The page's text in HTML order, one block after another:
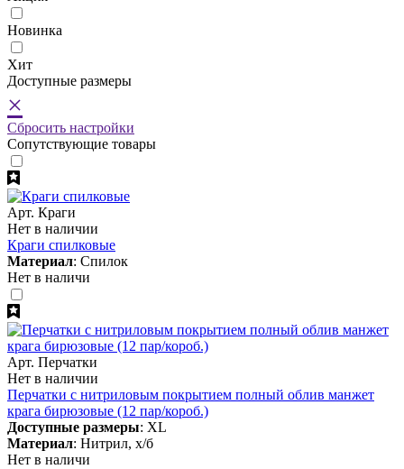
Новинка
Хит
Доступные размеры
×
Сбросить настройки
Cопутствующие товары
Арт. Краги
Нет в наличии
Краги спилковые
Материал: Спилок
Нет в наличи
Арт. Перчатки
Нет в наличии
Перчатки с нитриловым покрытием полный облив манжет
крага бирюзовые (12 пар/короб.)
Доступные размеры: XL
Материал: Нитрил, х/б
Нет в наличи